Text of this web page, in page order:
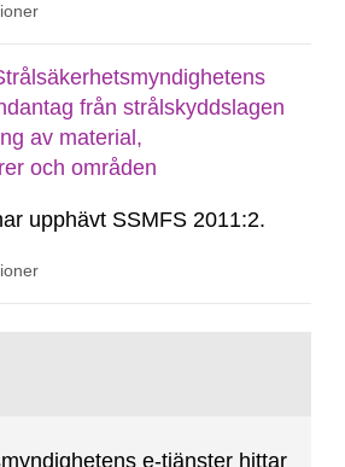
2024:2 och SSMFS
från strålskyddslagen
av material,
och områden
upphävt SSMFS 2011:2.
e-tjänster hittar